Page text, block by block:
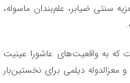
سنتی ضیابر، علم‌بندان ماسوله،
که به واقعیت‌های عاشورا عینیت
دیلمی برای نخستین‌بار